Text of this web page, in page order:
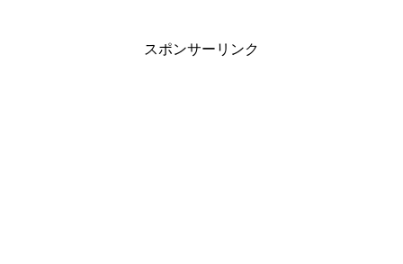
スポンサーリンク